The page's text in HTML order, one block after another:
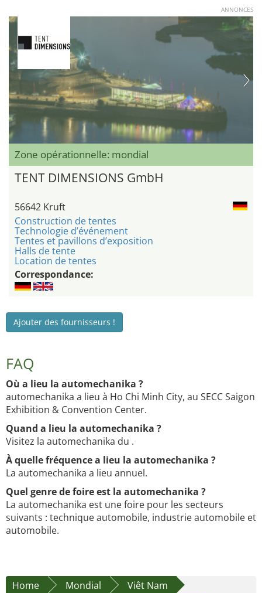
ANNONCES
Zone opérationnelle: mondial
TENT DIMENSIONS GmbH
56642 Kruft
Construction de tentes
Technologie d’événement
Tentes et pavillons d’exposition
Halls de tente
Location de tentes
Correspondance:
Ajouter des fournisseurs !
FAQ
Où a lieu la automechanika ?
automechanika a lieu à Ho Chi Minh City, au SECC Saigon
Exhibition & Convention Center.
Quand a lieu la automechanika ?
Visitez la automechanika du .
À quelle fréquence a lieu la automechanika ?
La automechanika a lieu annuel.
Quel genre de foire est la automechanika ?
La automechanika est une foire pour les secteurs
suivants : technique automobile, industrie automobile et
automobile.
Home Mondial
Viêt Nam